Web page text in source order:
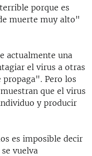
porque es
muerte muy alto"
actualmente una
el virus a otras
propaga". Pero los
que el virus
y producir
es imposible decir
vuelva